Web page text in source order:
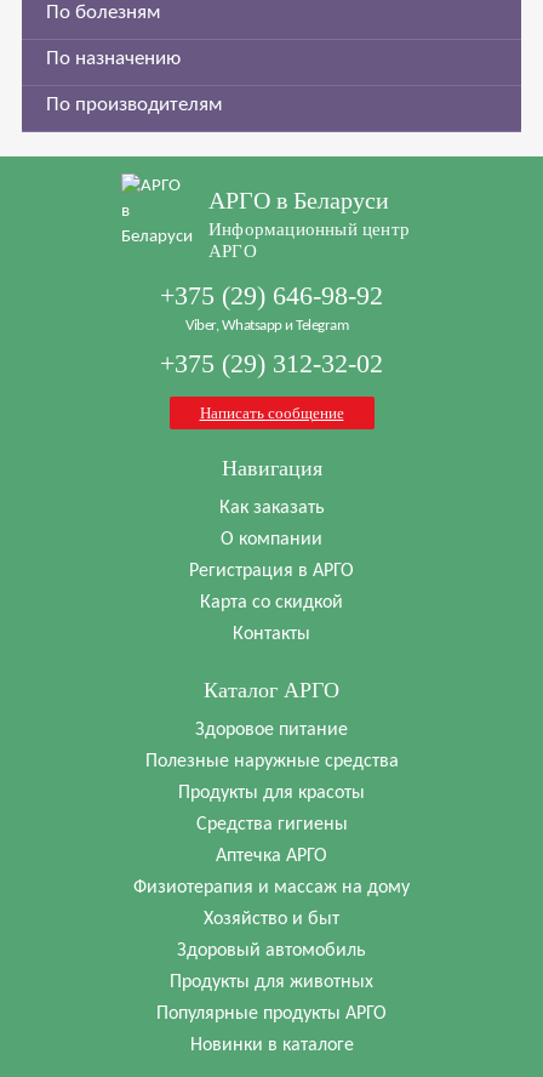
По болезням
По назначению
По производителям
АРГО в Беларуси
Информационный центр
АРГО
+375 (29) 646-98-92
Viber, Whatsapp и Telegram
+375 (29) 312-32-02
Написать сообщение
Навигация
Как заказать
О компании
Регистрация в АРГО
Карта со скидкой
Контакты
Каталог АРГО
Здоровое питание
Полезные наружные средства
Продукты для красоты
Средства гигиены
Аптечка АРГО
Физиотерапия и массаж на дому
Хозяйство и быт
Здоровый автомобиль
Продукты для животных
Популярные продукты АРГО
Новинки в каталоге